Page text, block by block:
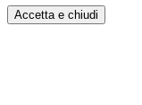
Accetta e chiudi